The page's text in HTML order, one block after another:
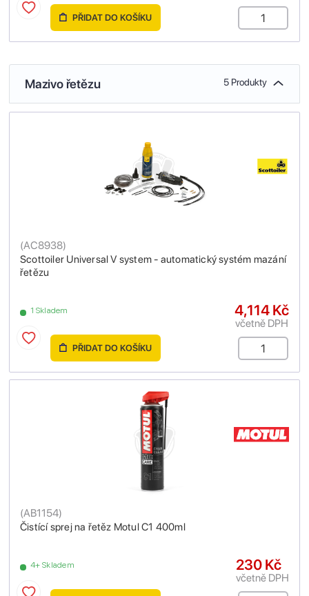
PŘIDAT DO KOŠÍKU
Mazivo řetězu 5 Produkty
Scottoiler Universal V system - automatický systém mazání
řetězu
(AC8938)
1 Skladem 4,114 Kč
včetně DPH
PŘIDAT DO KOŠÍKU
Čistící sprej na řetěz Motul C1 400ml
(AB1154)
4+ Skladem 230 Kč
včetně DPH